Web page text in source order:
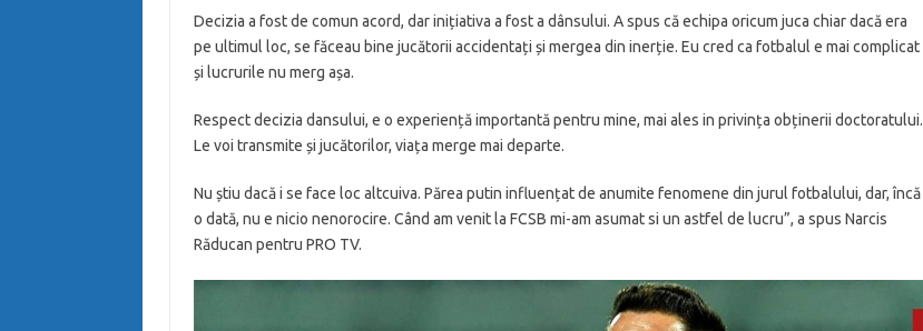
Decizia a fost de comun acord, dar inițiativa a fost a dânsului. A spus că echipa oricum juca chiar dacă era
pe ultimul loc, se făceau bine jucătorii accidentați și mergea din inerție. Eu cred ca fotbalul e mai complicat
și lucrurile nu merg așa.
Respect decizia dansului, e o experiență importantă pentru mine, mai ales in privința obținerii doctoratului.
Le voi transmite și jucătorilor, viața merge mai departe.
Nu știu dacă i se face loc altcuiva. Părea putin influențat de anumite fenomene din jurul fotbalului, dar, încă
o dată, nu e nicio nenorocire. Când am venit la FCSB mi-am asumat si un astfel de lucru”, a spus Narcis
Răducan pentru PRO TV.